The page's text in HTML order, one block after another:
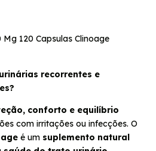
120 Capsulas Clinoage
recorrentes e
conforto e equilíbrio
com irritações ou infecções. O
é um suplemento natural